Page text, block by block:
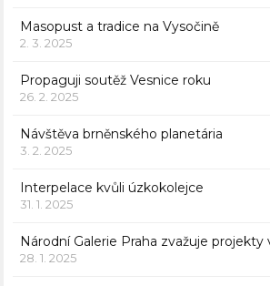
Masopust a tradice na Vysočině
2. 3. 2025
Propaguji soutěž Vesnice roku
26. 2. 2025
Návštěva brněnského planetária
3. 2. 2025
Interpelace kvůli úzkokolejce
31. 1. 2025
Národní Galerie Praha zvažuje projekty
28. 1. 2025